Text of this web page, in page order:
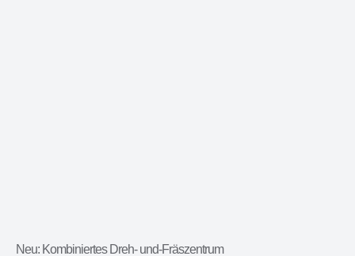
Neu: Kombiniertes Dreh- und-Fräszentrum